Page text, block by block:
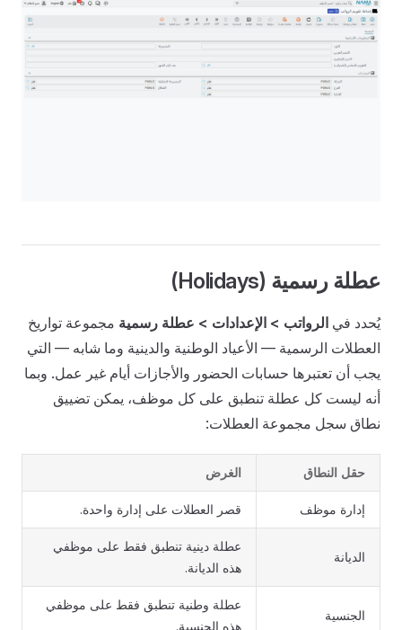
عطلة رسمية (Holidays)
يُحدد في الرواتب > الإعدادات > عطلة رسمية مجموعة تواريخ
العطلات الرسمية — الأعياد الوطنية والدينية وما شابه — التي
يجب أن تعتبرها حسابات الحضور والأجازات أيام غير عمل. وبما
أنه ليست كل عطلة تنطبق على كل موظف، يمكن تضييق
نطاق سجل مجموعة العطلات:
حقل النطاق الغرض
إدارة موظف قصر العطلات على إدارة واحدة.
الديانة
عطلة دينية تنطبق فقط على موظفي
هذه الديانة.
الجنسية
عطلة وطنية تنطبق فقط على موظفي
هذه الجنسية.